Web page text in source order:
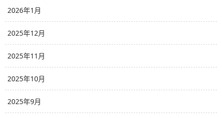
2026年1月
2025年12月
2025年11月
2025年10月
2025年9月